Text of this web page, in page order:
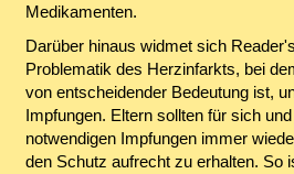
Medikamenten.
Darüber hinaus widmet sich
Problematik des Herzinfarkts, bei
von entscheidender Bedeutung ist,
Impfungen. Eltern sollten für sich
notwendigen Impfungen immer
den Schutz aufrecht zu erhalten. So